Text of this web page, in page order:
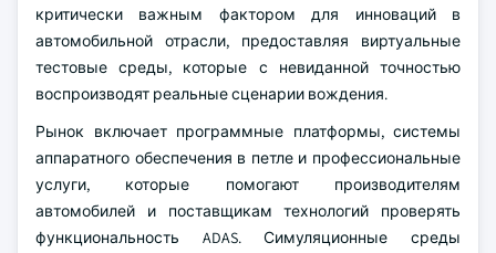
критически важным фактором для инноваций в
автомобильной отрасли, предоставляя виртуальные
тестовые среды, которые с невиданной точностью
воспроизводят реальные сценарии вождения.
Рынок включает программные платформы, системы
аппаратного обеспечения в петле и профессиональные
услуги, которые помогают производителям
автомобилей и поставщикам технологий проверять
функциональность ADAS. Симуляционные среды